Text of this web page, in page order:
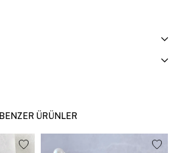
BENZER ÜRÜNLER